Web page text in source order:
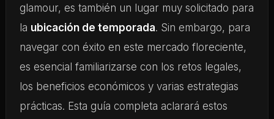
glamour, es también un lugar muy solicitado para
la ubicación de temporada. Sin embargo, para
navegar con éxito en este mercado floreciente,
es esencial familiarizarse con los retos legales,
los beneficios económicos y varias estrategias
prácticas. Esta guía completa aclarará estos